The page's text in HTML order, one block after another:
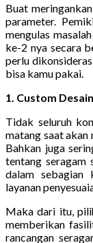
Buat
parameter.
mengulas
ke-2 nya secara
perlu
bisa kamu pakai.
1. Custom Desain
Tidak seluruh
matang saat akan
Bahkan juga
tentang seragam
dalam sebagian
layanan
Maka dari itu,
memberikan
rancangan